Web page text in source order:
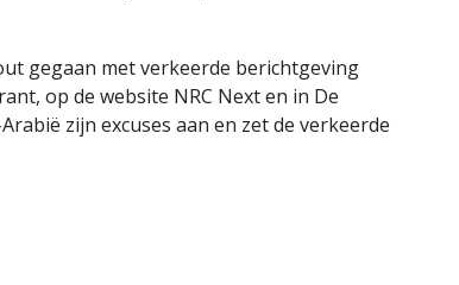
gegaan met verkeerde berichtgeving
op de website NRC Next en in De
zijn excuses aan en zet de verkeerde